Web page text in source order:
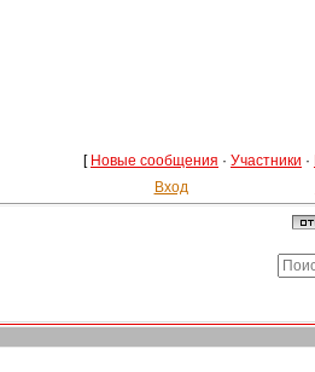
[ Новые сообщения · Участники ·
Вход